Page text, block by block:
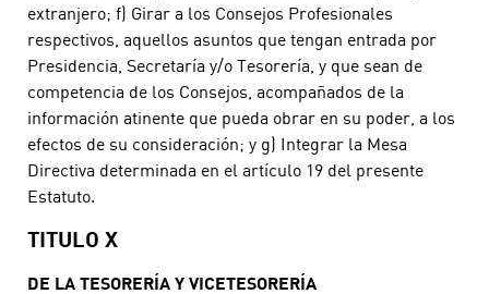
extranjero; f) Girar a los Consejos Profesionales
respectivos, aquellos asuntos que tengan entrada por
Presidencia, Secretaría y/o Tesorería, y que sean de
competencia de los Consejos, acompañados de la
información atinente que pueda obrar en su poder, a los
efectos de su consideración; y g) Integrar la Mesa
Directiva determinada en el artículo 19 del presente
Estatuto.
TITULO X
DE LA TESORERÍA Y VICETESORERÍA